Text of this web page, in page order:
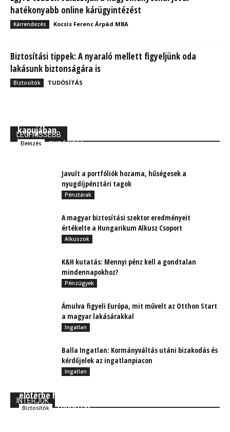
hatékonyabb online kárügyintézést
Kárrendezés Kocsis Ferenc Árpád MBA
Biztosítási tippek: A nyaraló mellett figyeljünk oda
lakásunk biztonságára is
Biztosítók TUDÓSÍTÁS
LEGFRISSEBB
kapujában
Elemzés TUDÓSÍTÁS
Javult a portfóliók hozama, hűségesek a
nyugdíjpénztári tagok
Pénztárak
A magyar biztosítási szektor eredményeit
értékelte a Hungarikum Alkusz Csoport
Alkuszok
K&H kutatás: Mennyi pénz kell a gondtalan
mindennapokhoz?
Pénzügyek
Ámulva figyeli Európa, mit művelt az Otthon Start
a magyar lakásárakkal
Ingatlan
Balla Ingatlan: Kormányváltás utáni bizakodás és
kérdőjelek az ingatlanpiacon
Ingatlan
INTERJÚK
előtérbe helyezésével
Biztosítók TUDÓSÍTÁS